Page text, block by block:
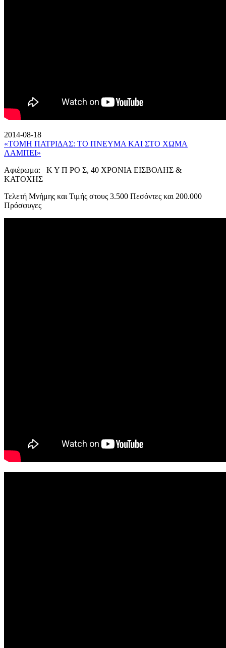
2014-08-18
«ΤΟΜΗ ΠΑΤΡΙΔΑΣ: ΤΟ ΠΝΕΥΜΑ ΚΑΙ ΣΤΟ ΧΩΜΑ
ΛΑΜΠΕΙ»
Αφιέρωμα: Κ Υ Π ΡΟ Σ, 40 ΧΡΟΝΙΑ ΕΙΣΒΟΛΗΣ &
ΚΑΤΟΧΗΣ
Τελετή Μνήμης και Τιμής στους 3.500 Πεσόντες και 200.000
Πρόσφυγες